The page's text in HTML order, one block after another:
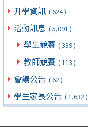
升學資訊 ( 624 )
活動訊息 ( 5,091 )
學生競賽 ( 339 )
教師競賽 ( 113 )
會議公告 ( 62 )
學生家長公告 ( 1,632 )